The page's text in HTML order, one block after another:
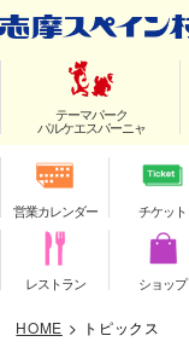
テーマパーク
パルケエスパーニャ
営業カレンダー チケット
レストラン ショップ
HOME > トピックス